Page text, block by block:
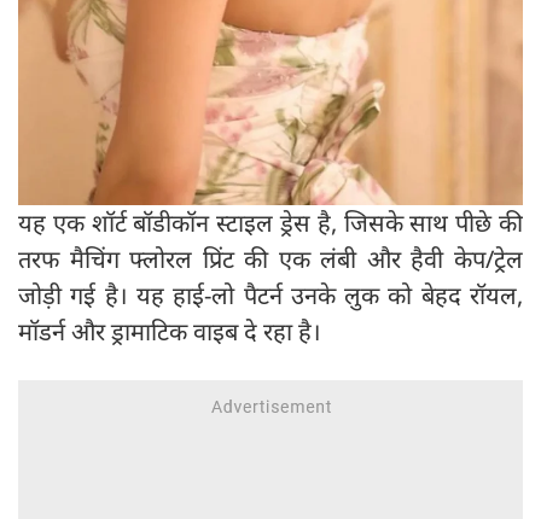
यह एक शॉर्ट बॉडीकॉन स्टाइल ड्रेस है, जिसके साथ पीछे की
तरफ मैचिंग फ्लोरल प्रिंट की एक लंबी और हैवी केप/ट्रेल
जोड़ी गई है। यह हाई-लो पैटर्न उनके लुक को बेहद रॉयल,
मॉडर्न और ड्रामाटिक वाइब दे रहा है।